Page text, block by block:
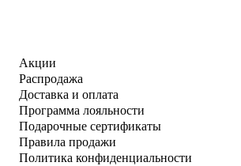
Акции
Распродажа
Доставка и оплата
Программа лояльности
Подарочные сертификаты
Правила продажи
Политика конфиденциальности